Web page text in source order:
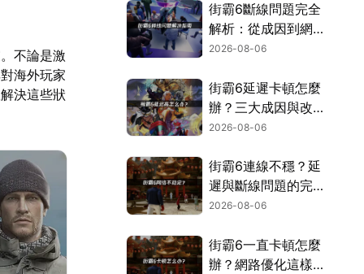
不論是激
海外玩家
決這些狀
街霸6斷線問題完全
解析：從成因到網路
優化的實用攻略！
2026-08-06
街霸6延遲卡頓怎麼
辦？三大成因與改善
對策！
2026-08-06
街霸6連線不穩？延
遲與斷線問題的完整
解決指南！
2026-08-06
街霸6一直卡頓怎麼
辦？網路優化這樣解